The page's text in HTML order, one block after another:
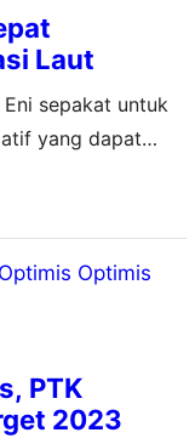
berhasil,…
Laut
Eni sepakat untuk
yang dapat
transportasi
dan Eni bakal
Kerja sama
yang
Ugo Salerno,
PTK
2023